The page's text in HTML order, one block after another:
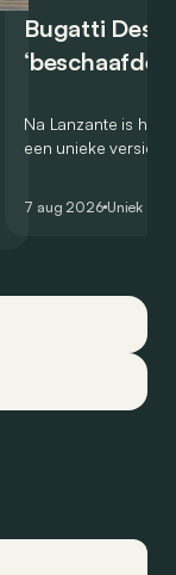
Bugatti
‘beschaafde’
Na Lanzante is het
een unieke versie
7 aug 2026 Uniek